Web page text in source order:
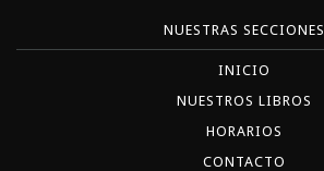
NUESTRAS SECCIONES
INICIO
NUESTROS LIBROS
HORARIOS
CONTACTO